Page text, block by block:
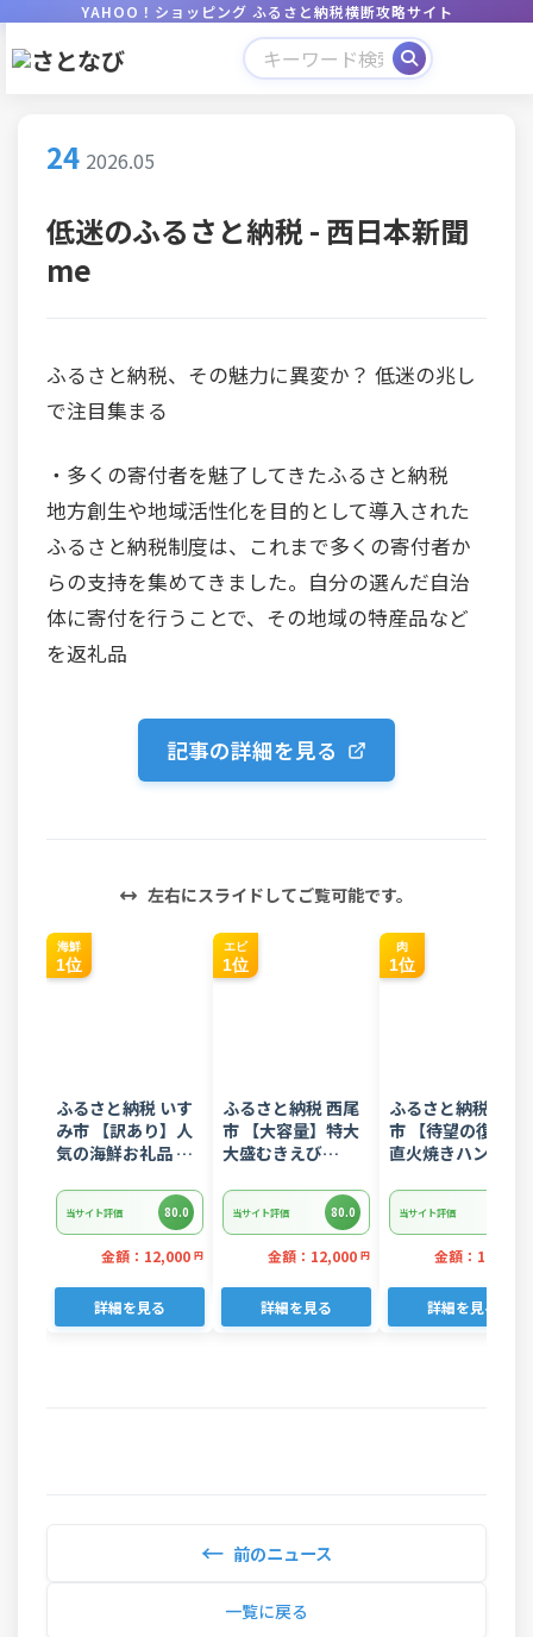
YAHOO！ショッピング ふるさと納税横断攻略サイト
24 2026.05
低迷のふるさと納税 - 西日本新聞
me
ふるさと納税、その魅力に異変か？ 低迷の兆し
で注目集まる
・多くの寄付者を魅了してきたふるさと納税
地方創生や地域活性化を目的として導入された
ふるさと納税制度は、これまで多くの寄付者か
らの支持を集めてきました。自分の選んだ自治
体に寄付を行うことで、その地域の特産品など
を返礼品
記事の詳細を見る
左右にスライドしてご覧可能です。
海鮮
1位
ふるさと納税 いす
み市 【訳あり】人
気の海鮮お礼品 チ
り落とし(端材)約
3kg
当サイト評価 80.0
金額：12,000 円
詳細を見る
エビ
1位
ふるさと納税 西尾
市 【大容量】特大
大盛むきえび
当サイト評価 80.0
金額：12,000 円
詳細を見る
肉
1位
ふるさと納税 常総
市 【待望の復活!】
直火焼きハンバー
ス 3kg 22個入り
当サイト評価
金額：12,000
詳細を見る
← 前のニュース
一覧に戻る